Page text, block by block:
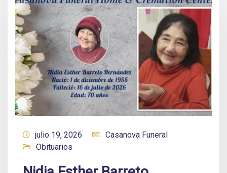
julio 19, 2026
Casanova Funeral
Obituarios